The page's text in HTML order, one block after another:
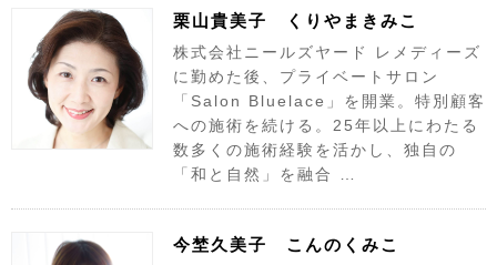
栗山貴美子 くりやまきみこ
株式会社ニールズヤード レメディーズ
に勤めた後、プライベートサロン
「Salon Bluelace」を開業。特別顧客
への施術を続ける。25年以上にわたる
数多くの施術経験を活かし、独自の
「和と自然」を融合 …
今埜久美子 こんのくみこ